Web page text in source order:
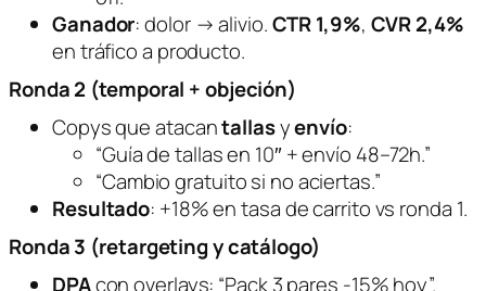
Ganador: dolor → alivio.CTR 1,9%, CVR 2,4%
en tráfico a producto.
Ronda 2 (temporal + objeción)
Copys que atacantallasyenvío:
“Guía de tallas en 10″ + envío 48–72h.”
“Cambio gratuito si no aciertas.”
Resultado: +18% en tasa de carrito vs ronda 1.
Ronda 3 (retargeting y catálogo)
DPAcon overlays: “Pack 3 pares -15% hoy”.